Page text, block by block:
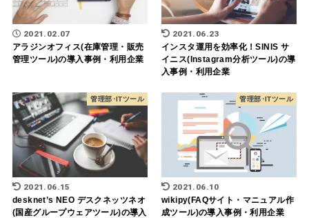
2021.02.07
アラジンオフィス(在庫管理・販売
管理ツール)の導入事例・利用企業
2021.06.23
インスタ運用を効率化！SINIS サ
イニス(Instagram分析ツール)の導
入事例・利用企業
管理部･ITツール
2021.06.15
desknet’s NEO デスクネッツネオ
(国産グループウェアツール)の導入
管理部･ITツール
2021.06.10
wikipy(FAQサイト・マニュアル作
成ツール)の導入事例・利用企業